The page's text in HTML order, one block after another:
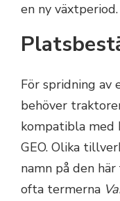
en ny växtperiod.
För spridning av
behöver
kompatibla med
GEO. Olika
namn på den
ofta termerna